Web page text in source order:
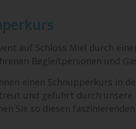
auf Schloss Miel durch
Begleitpersonen und
einen Schnupperkurs in
und geführt durch unsere
Sie so diesen